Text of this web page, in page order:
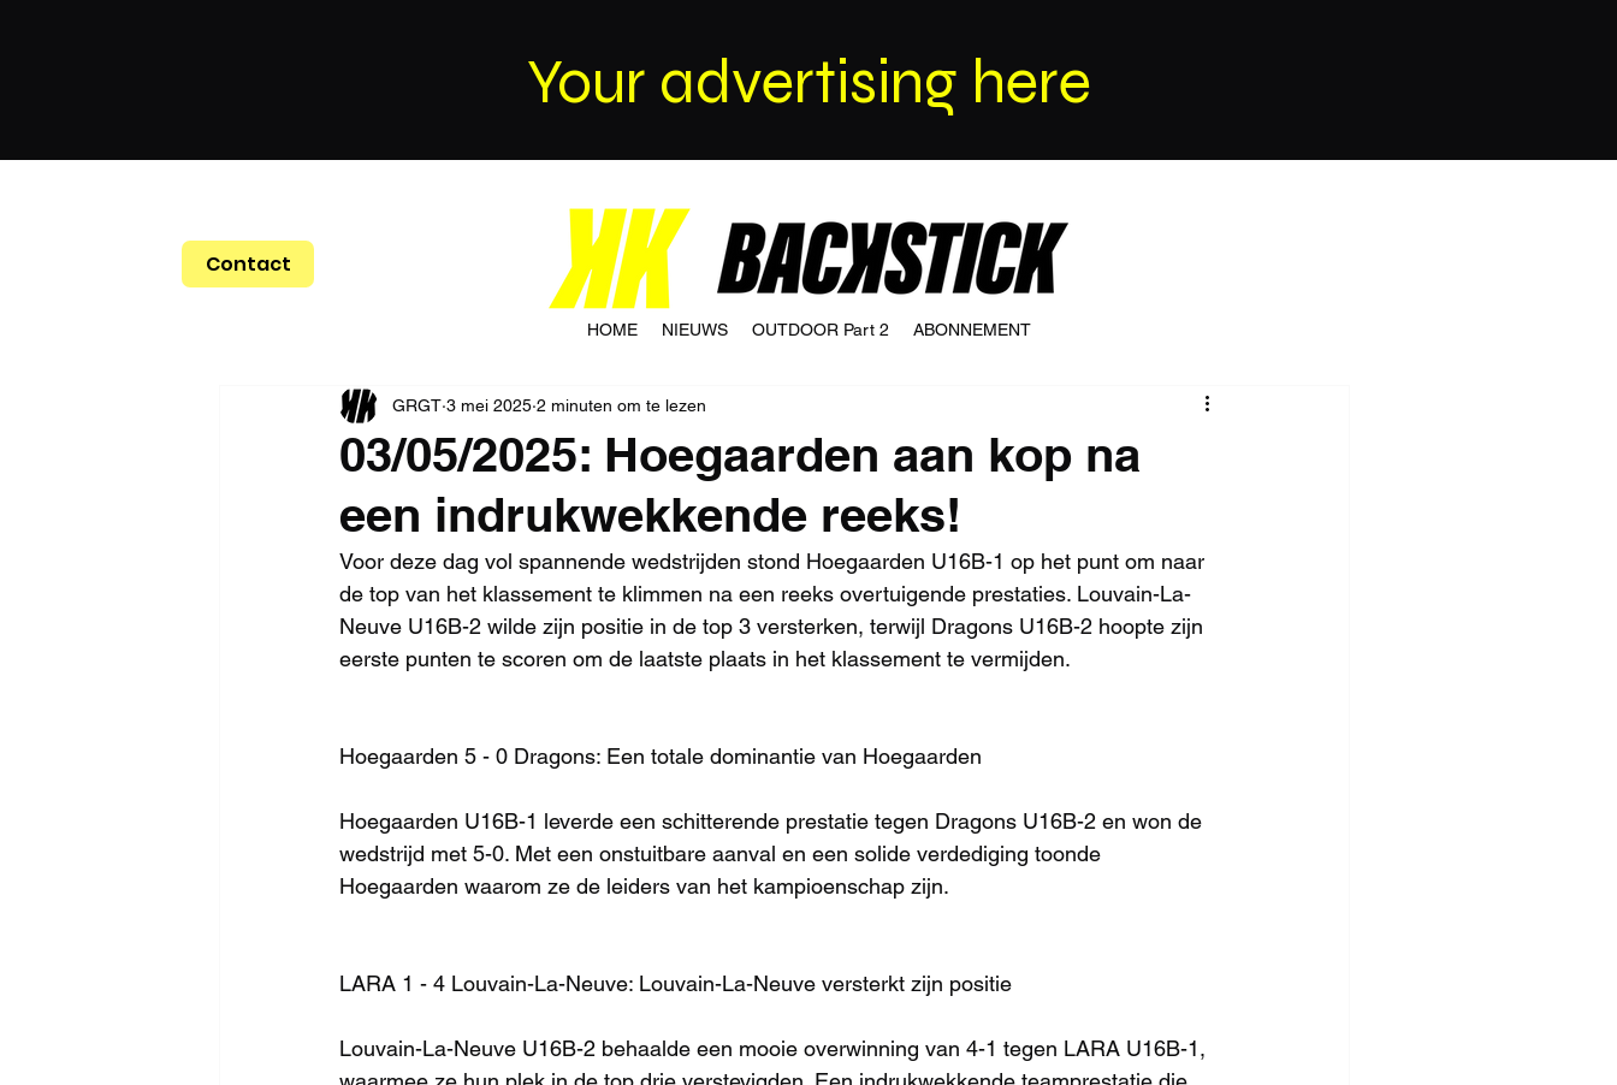
Your advertising here
Contact
HOME NIEUWS OUTDOOR Part 2 ABONNEMENT
03/05/2025: Hoegaarden aan kop na
een indrukwekkende reeks!
GRGT 3 mei 2025 2 minuten om te lezen
Voor deze dag vol spannende wedstrijden stond Hoegaarden U16B-1 op het punt om naar
de top van het klassement te klimmen na een reeks overtuigende prestaties. Louvain-La-
Neuve U16B-2 wilde zijn positie in de top 3 versterken, terwijl Dragons U16B-2 hoopte zijn
eerste punten te scoren om de laatste plaats in het klassement te vermijden.
Hoegaarden 5 - 0 Dragons: Een totale dominantie van Hoegaarden
Hoegaarden U16B-1 leverde een schitterende prestatie tegen Dragons U16B-2 en won de
wedstrijd met 5-0. Met een onstuitbare aanval en een solide verdediging toonde
Hoegaarden waarom ze de leiders van het kampioenschap zijn.
LARA 1 - 4 Louvain-La-Neuve: Louvain-La-Neuve versterkt zijn positie
Louvain-La-Neuve U16B-2 behaalde een mooie overwinning van 4-1 tegen LARA U16B-1,